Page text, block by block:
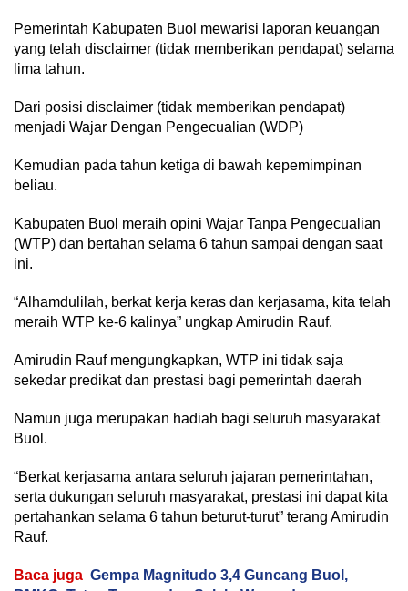
Pemerintah Kabupaten Buol mewarisi laporan keuangan
yang telah disclaimer (tidak memberikan pendapat) selama
lima tahun.
Dari posisi disclaimer (tidak memberikan pendapat)
menjadi Wajar Dengan Pengecualian (WDP)
Kemudian pada tahun ketiga di bawah kepemimpinan
beliau.
Kabupaten Buol meraih opini Wajar Tanpa Pengecualian
(WTP) dan bertahan selama 6 tahun sampai dengan saat
ini.
“Alhamdulilah, berkat kerja keras dan kerjasama, kita telah
meraih WTP ke-6 kalinya” ungkap Amirudin Rauf.
Amirudin Rauf mengungkapkan, WTP ini tidak saja
sekedar predikat dan prestasi bagi pemerintah daerah
Namun juga merupakan hadiah bagi seluruh masyarakat
Buol.
“Berkat kerjasama antara seluruh jajaran pemerintahan,
serta dukungan seluruh masyarakat, prestasi ini dapat kita
pertahankan selama 6 tahun beturut-turut” terang Amirudin
Rauf.
Baca juga Gempa Magnitudo 3,4 Guncang Buol,